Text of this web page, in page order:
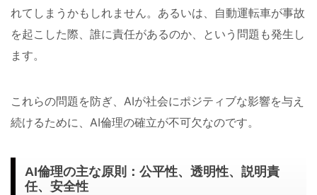
れてしまうかもしれません。あるいは、自動運転車が事故
を起こした際、誰に責任があるのか、という問題も発生し
ます。
これらの問題を防ぎ、AIが社会にポジティブな影響を与え
続けるために、AI倫理の確立が不可欠なのです。
AI倫理の主な原則：公平性、透明性、説明責
任、安全性